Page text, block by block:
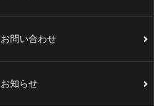
お問い合わせ
お知らせ